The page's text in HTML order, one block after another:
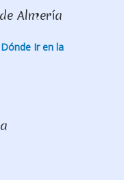
Almería
Ir en la